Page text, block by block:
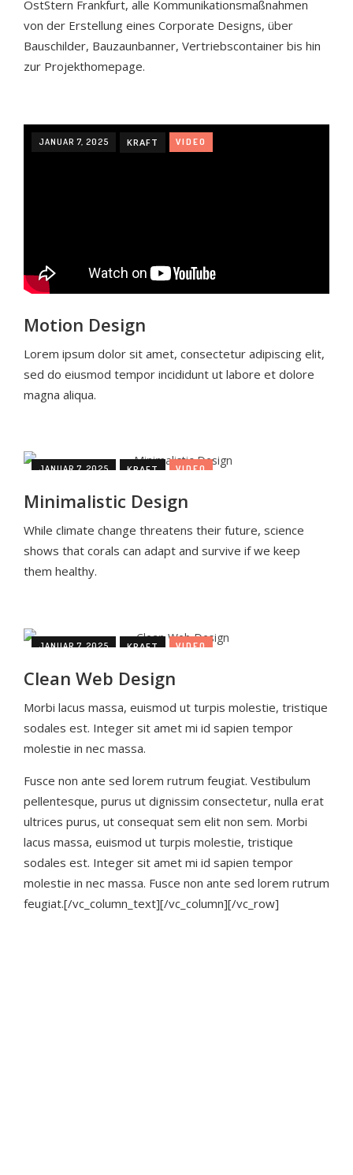
OstStern Frankfurt, alle Kommunikationsmaßnahmen
von der Erstellung eines Corporate Designs, über
Bauschilder, Bauzaunbanner, Vertriebscontainer bis hin
zur Projekthomepage.
JANUAR 7, 2025 KRAFT VIDEO
Motion Design
Lorem ipsum dolor sit amet, consectetur adipiscing elit,
sed do eiusmod tempor incididunt ut labore et dolore
magna aliqua.
JANUAR 7, 2025 KRAFT VIDEO
Minimalistic Design
While climate change threatens their future, science
shows that corals can adapt and survive if we keep
them healthy.
JANUAR 7, 2025 KRAFT VIDEO
Clean Web Design
Morbi lacus massa, euismod ut turpis molestie, tristique
sodales est. Integer sit amet mi id sapien tempor
molestie in nec massa.
Fusce non ante sed lorem rutrum feugiat. Vestibulum
pellentesque, purus ut dignissim consectetur, nulla erat
ultrices purus, ut consequat sem elit non sem. Morbi
lacus massa, euismod ut turpis molestie, tristique
sodales est. Integer sit amet mi id sapien tempor
molestie in nec massa. Fusce non ante sed lorem rutrum
feugiat.[/vc_column_text][/vc_column][/vc_row]